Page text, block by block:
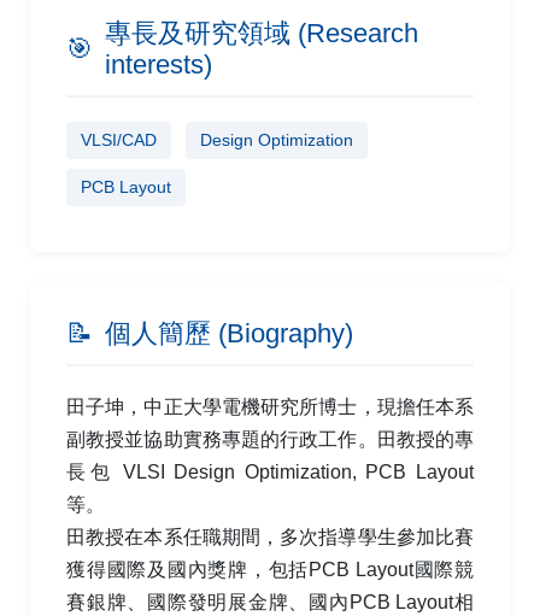
🎯
專長及研究領域 (Research
interests)
VLSI/CAD Design Optimization
PCB Layout
📝 個人簡歷 (Biography)
田子坤，中正大學電機研究所博士，現擔任本系
副教授並協助實務專題的行政工作。田教授的專
長包 VLSI Design Optimization, PCB Layout
等。
田教授在本系任職期間，多次指導學生參加比賽
獲得國際及國內獎牌，包括PCB Layout國際競
賽銀牌、國際發明展金牌、國內PCB Layout相